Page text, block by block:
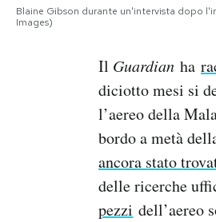
Blaine Gibson durante un'intervista dopo
Images)
Il Guardian ha
diciotto mesi si
l’aereo della
bordo a metà
ancora stato
delle ricerche
pezzi dell’aereo